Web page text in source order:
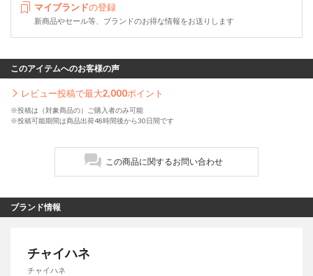
マイブランドの登録
新商品やセール等、ブランドのお得な情報をお送りします
このアイテムへのお客様の声
レビュー投稿で最大2,000ポイント
※投稿は（対象商品の）ご購入者のみ可能
※投稿可能期間は商品出荷48時間後から30日間です
この商品に関するお問い合わせ
ブランド情報
チャイハネ
チャイハネ